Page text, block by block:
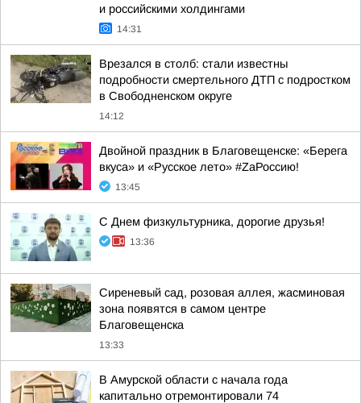
и российскими холдингами
14:31
Врезался в столб: стали известны
подробности смертельного ДТП с подростком
в Свободненском округе
14:12
Двойной праздник в Благовещенске: «Берега
вкуса» и «Русское лето» #ZaРоссию!
13:45
С Днем физкультурника, дорогие друзья!
13:36
Сиреневый сад, розовая аллея, жасминовая
зона появятся в самом центре
Благовещенска
13:33
В Амурской области с начала года
капитально отремонтировали 74